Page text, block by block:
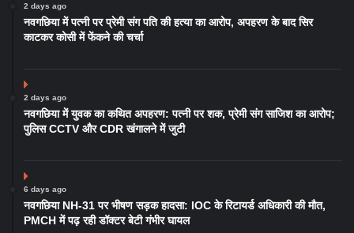
2 days ago
नवगछिया में पत्नी पर प्रेमी संग पति की हत्या का आरोप, अपहरण के बाद सिर
काटकर कोसी में फेंकने की चर्चा
2 days ago
नवगछिया में युवक का कथित अपहरण: पत्नी पर शक, प्रेमी संग साजिश का आरोप;
पुलिस CCTV और CDR खंगालने में जुटी
6 days ago
नवगछिया NH-31 पर भीषण सड़क हादसा: IOC के रिटायर्ड अधिकारी की मौत,
PMCH में पढ़ रही डॉक्टर बेटी गंभीर घायल